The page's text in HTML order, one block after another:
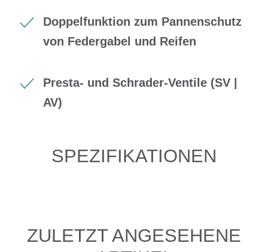
Doppelfunktion zum Pannenschutz
von Federgabel und Reifen
Presta- und Schrader-Ventile (SV |
AV)
SPEZIFIKATIONEN
ZULETZT ANGESEHENE